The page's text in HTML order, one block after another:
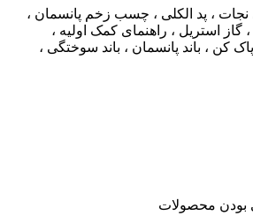
نجات ، پد الکلی ، چسب زخم پانسمان ،
گاز استریل ، راهنمای کمک اولیه ،
، باند پانسمان ، باند سوختگی ،
بودن محصولات